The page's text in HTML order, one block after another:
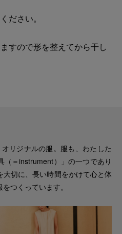
ださい。
すので形を整えてから干し
リジナルの服。服も、わたした
（＝instrument）」の一つであり
切に、長い時間をかけて心と体
つくっています。